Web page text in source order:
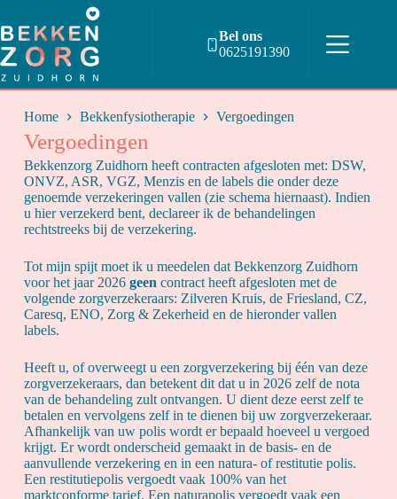
Bel ons
0625191390
Home Bekkenfysiotherapie Vergoedingen
Vergoedingen
Bekkenzorg Zuidhorn heeft contracten afgesloten met: DSW,
ONVZ, ASR, VGZ, Menzis en de labels die onder deze
genoemde verzekeringen vallen (zie schema hiernaast). Indien
u hier verzekerd bent, declareer ik de behandelingen
rechtstreeks bij de verzekering.
Tot mijn spijt moet ik u meedelen dat Bekkenzorg Zuidhorn
voor het jaar 2026 geen contract heeft afgesloten met de
volgende zorgverzekeraars: Zilveren Kruis, de Friesland, CZ,
Caresq, ENO, Zorg & Zekerheid en de hieronder vallen
labels.
Heeft u, of overweegt u een zorgverzekering bij één van deze
zorgverzekeraars, dan betekent dit dat u in 2026 zelf de nota
van de behandeling zult ontvangen. U dient deze eerst zelf te
betalen en vervolgens zelf in te dienen bij uw zorgverzekeraar.
Afhankelijk van uw polis wordt er bepaald hoeveel u vergoed
krijgt. Er wordt onderscheid gemaakt in de basis- en de
aanvullende verzekering en in een natura- of restitutie polis.
Een restitutiepolis vergoedt vaak 100% van het
marktconforme tarief. Een naturapolis vergoedt vaak een